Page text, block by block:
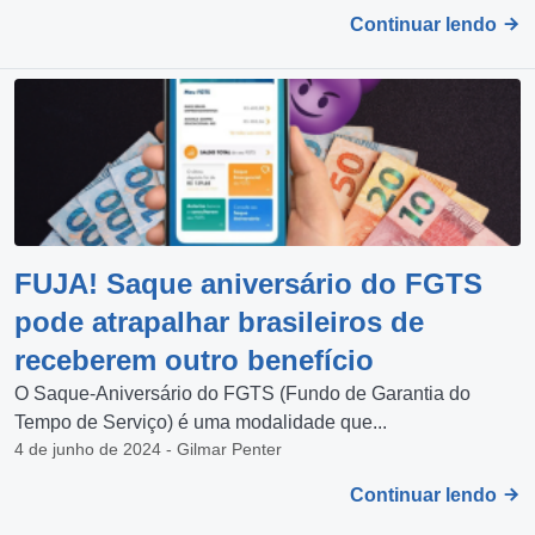
Continuar lendo
FUJA! Saque aniversário do FGTS
pode atrapalhar brasileiros de
receberem outro benefício
O Saque-Aniversário do FGTS (Fundo de Garantia do
Tempo de Serviço) é uma modalidade que...
4 de junho de 2024 - Gilmar Penter
Continuar lendo